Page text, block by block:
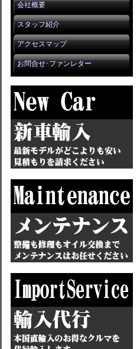
会社概要
スタッフ紹介
アクセスマップ
お問合せ･ファンレター